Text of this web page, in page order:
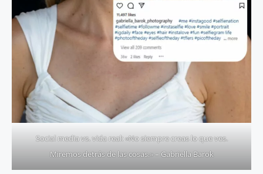
Social media vs. vida real: «No siempre creas lo que ves.
Miremos detrás de las cosas.» – Gabriella Barok